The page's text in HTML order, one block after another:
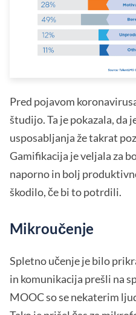
Pred pojavom
študijo. Ta je pokazala, da
usposabljanja že takrat
Gamifikacija je veljala za
naporno in bolj
škodilo, če bi to potrdili.
Mikroučenje
Spletno učenje je bilo
in komunikacija prešli na
MOOC so se nekaterim